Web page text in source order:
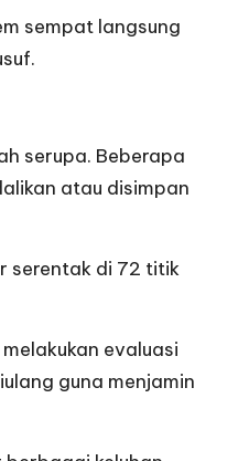
sempat langsung
serupa. Beberapa
atau disimpan
serentak di 72 titik
evaluasi
guna menjamin